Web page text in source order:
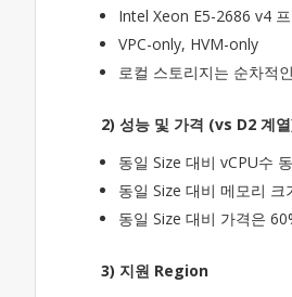
Intel Xeon E5-2686 v4
VPC-only, HVM-only
로컬 스토리지는 순차적
2) 성능 및 가격 (vs D2 계
동일 Size 대비 vCPU수
동일 Size 대비 메모리
동일 Size 대비 가격은
3) 지원 Region